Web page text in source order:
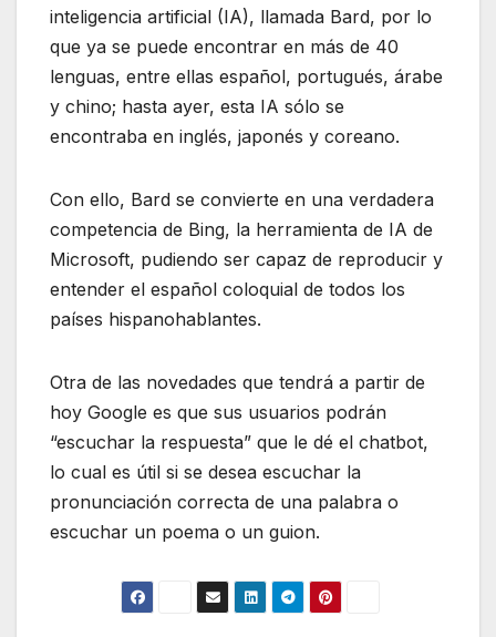
inteligencia artificial (IA), llamada Bard, por lo
que ya se puede encontrar en más de 40
lenguas, entre ellas español, portugués, árabe
y chino; hasta ayer, esta IA sólo se
encontraba en inglés, japonés y coreano.
Con ello, Bard se convierte en una verdadera
competencia de Bing, la herramienta de IA de
Microsoft, pudiendo ser capaz de reproducir y
entender el español coloquial de todos los
países hispanohablantes.
Otra de las novedades que tendrá a partir de
hoy Google es que sus usuarios podrán
“escuchar la respuesta” que le dé el chatbot,
lo cual es útil si se desea escuchar la
pronunciación correcta de una palabra o
escuchar un poema o un guion.